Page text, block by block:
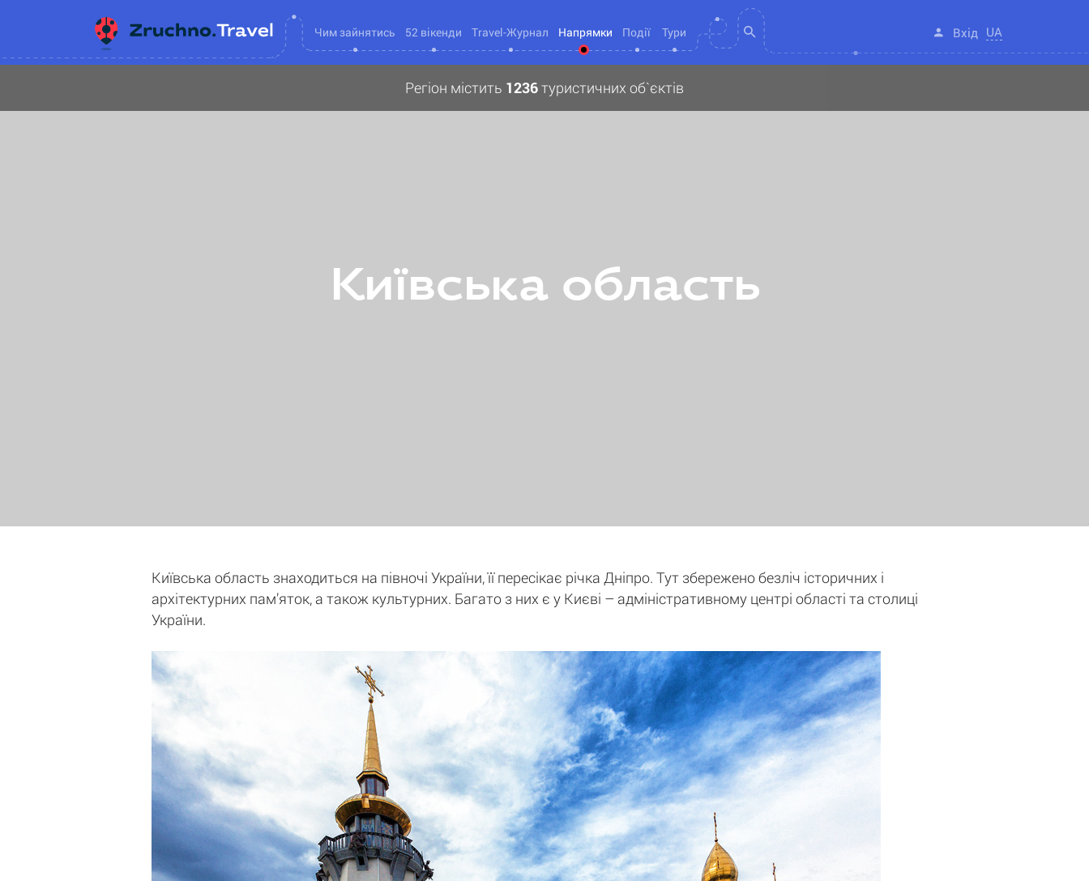
Чим зайнятись 52 вікенди Travel-Журнал Напрямки Події Тури Вхід UA
Регіон містить 1236туристичних об`єктів
Київська область
Київська область знаходиться на півночі України, її пересікає річка Дніпро. Тут збережено безліч історичних і
архітектурних пам’яток, а також культурних. Багато з них є у Києві – адміністративному центрі області та столиці
України.